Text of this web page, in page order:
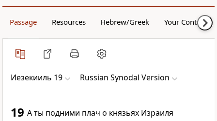
Passage Resources Hebrew/Greek Your Content
Иезекииль 19 Russian Synodal Version
19 А ты подними плач о князьях Израиля